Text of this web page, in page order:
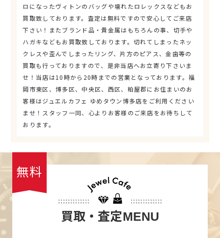
ロになったヴィトンのバッグや壊れたロレックスなどもお
買取致しております。査定は無料ですので安心してご来店
下さい！またブランド品・貴金属はもちろんの事、切手や
ハガキなどもお買取致しております。切れてしまったネッ
クレスや歪んでしまったリング、片方のピアス、金歯等の
買取も行っておりますので、是非当店へお立寄り下さいま
せ！当店は10時から20時までの営業となっております。福
岡市東区、博多区、中央区、西区、粕屋郡にお住まいのお
客様はジュエルカフェ ゆめタウン博多店をご利用ください
ませ！スタッフ一同、心よりお客様のご来店をお待ちして
おります。
無料
買取・査定MENU